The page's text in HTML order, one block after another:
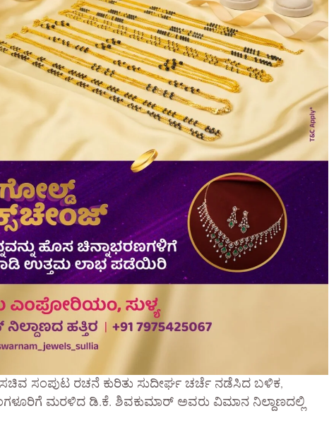
ಸಂಪುಟ ರಚನೆ ಕುರಿತು ಸುದೀರ್ಘ ಚರ್ಚೆ ನಡೆಸಿದ ಬಳಿಕ,
ಮರಳಿದ ಡಿ.ಕೆ. ಶಿವಕುಮಾರ್ ಅವರು ವಿಮಾನ ನಿಲ್ದಾಣದಲ್ಲಿ